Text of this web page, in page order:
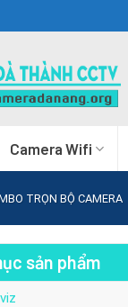
Camera Wifi
TRỌN BỘ CAMERA
sản phẩm